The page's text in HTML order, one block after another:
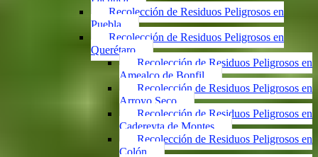
Recolección de Residuos Peligrosos en
Puebla
Recolección de Residuos Peligrosos en
Querétaro
Recolección de Residuos Peligrosos en
Amealco de Bonfil
Recolección de Residuos Peligrosos en
Arroyo Seco
Recolección de Residuos Peligrosos en
Cadereyta de Montes
Recolección de Residuos Peligrosos en
Colón